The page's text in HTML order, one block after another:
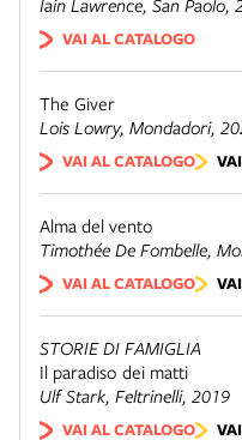
VAI AL CATALOGO
The Giver
Lois Lowry, Mondadori,
VAI AL CATALOGO
Alma del vento
Timothée De Fombelle,
VAI AL CATALOGO
STORIE DI FAMIGLIA
Il paradiso dei matti
Ulf Stark, Feltrinelli, 2019
VAI AL CATALOGO